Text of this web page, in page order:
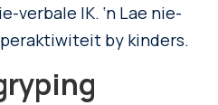
verbale IK. ‘n Lae nie-
by kinders.